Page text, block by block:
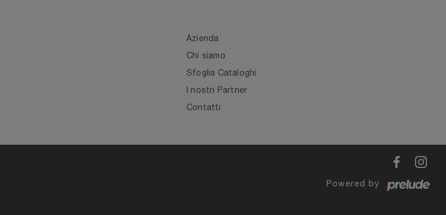
Azienda
Chi siamo
Sfoglia Cataloghi
I nostri Partner
Contatti
Powered by